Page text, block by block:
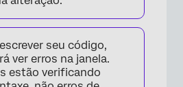
seu código,
ver erros na janela.
estão verificando